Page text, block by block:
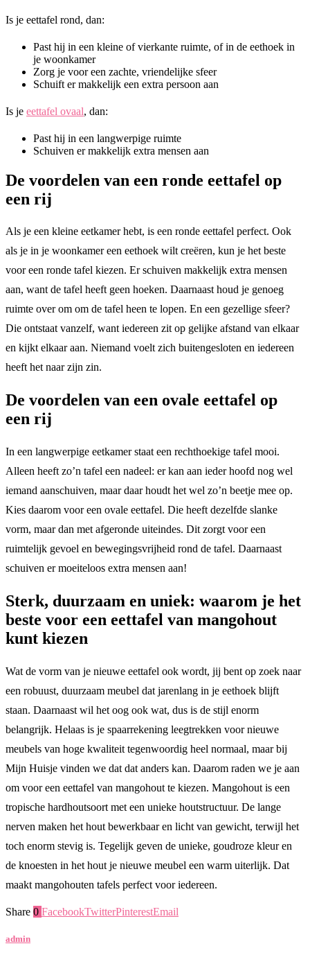
Is je eettafel rond, dan:
Past hij in een kleine of vierkante ruimte, of in de eethoek in
je woonkamer
Zorg je voor een zachte, vriendelijke sfeer
Schuift er makkelijk een extra persoon aan
Is je eettafel ovaal, dan:
Past hij in een langwerpige ruimte
Schuiven er makkelijk extra mensen aan
De voordelen van een ronde eettafel op
een rij
Als je een kleine eetkamer hebt, is een ronde eettafel perfect. Ook
als je in je woonkamer een eethoek wilt creëren, kun je het beste
voor een ronde tafel kiezen. Er schuiven makkelijk extra mensen
aan, want de tafel heeft geen hoeken. Daarnaast houd je genoeg
ruimte over om om de tafel heen te lopen. En een gezellige sfeer?
Die ontstaat vanzelf, want iedereen zit op gelijke afstand van elkaar
en kijkt elkaar aan. Niemand voelt zich buitengesloten en iedereen
heeft het naar zijn zin.
De voordelen van een ovale eettafel op
een rij
In een langwerpige eetkamer staat een rechthoekige tafel mooi.
Alleen heeft zo’n tafel een nadeel: er kan aan ieder hoofd nog wel
iemand aanschuiven, maar daar houdt het wel zo’n beetje mee op.
Kies daarom voor een ovale eettafel. Die heeft dezelfde slanke
vorm, maar dan met afgeronde uiteindes. Dit zorgt voor een
ruimtelijk gevoel en bewegingsvrijheid rond de tafel. Daarnaast
schuiven er moeiteloos extra mensen aan!
Sterk, duurzaam en uniek: waarom je het
beste voor een eettafel van mangohout
kunt kiezen
Wat de vorm van je nieuwe eettafel ook wordt, jij bent op zoek naar
een robuust, duurzaam meubel dat jarenlang in je eethoek blijft
staan. Daarnaast wil het oog ook wat, dus is de stijl enorm
belangrijk. Helaas is je spaarrekening leegtrekken voor nieuwe
meubels van hoge kwaliteit tegenwoordig heel normaal, maar bij
Mijn Huisje vinden we dat dat anders kan. Daarom raden we je aan
om voor een eettafel van mangohout te kiezen. Mangohout is een
tropische hardhoutsoort met een unieke houtstructuur. De lange
nerven maken het hout bewerkbaar en licht van gewicht, terwijl het
toch enorm stevig is. Tegelijk geven de unieke, goudroze kleur en
de knoesten in het hout je nieuwe meubel een warm uiterlijk. Dat
maakt mangohouten tafels perfect voor iedereen.
Share 0 FacebookTwitterPinterestEmail
admin